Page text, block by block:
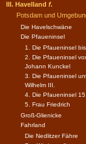
III. Havelland f.
Potsdam und
Die Havelschwäne
Die Pfaueninsel
1. Die Pfaueninsel
2. Die Pfaueninsel
Johann Kunckel
3. Die Pfaueninsel
Wilhelm III.
4. Die Pfaueninsel
5. Frau Friedrich
Groß-Glienicke
Fahrland
Die Nedlitzer Fähre